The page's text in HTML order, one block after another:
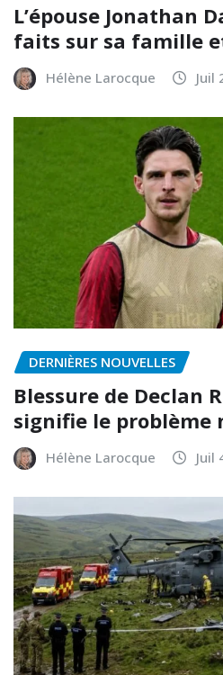
L’épouse Jonathan
faits sur sa famille
Hélène Larocque Juil
DERNIÈRES NOUVELLES
Blessure de Declan
signifie le problème
Hélène Larocque Juil